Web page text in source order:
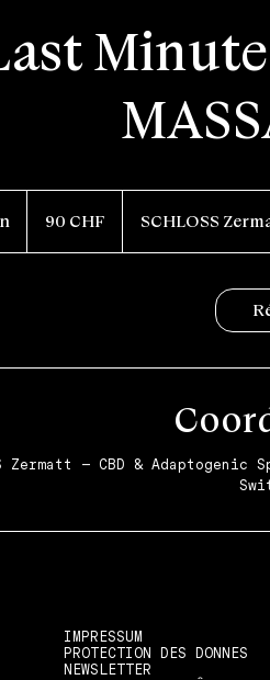
5
0
suisses
90 CHF SCHLOSS
Zermatt – CBD &
IMPRESSUM
PROTECTION DES DONNES
NEWSLETTER